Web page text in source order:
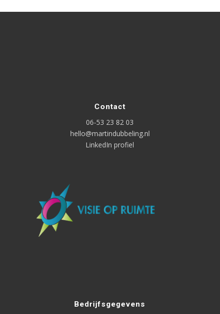
Contact
06-53 23 82 03
hello@martindubbeling.nl
LinkedIn profiel
Bedrijfsgegevens